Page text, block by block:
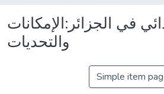
في الجزائر:الإمكانات
والتحديات
Simple item